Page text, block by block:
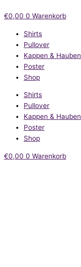
€0,00 0 Warenkorb
Shirts
Pullover
Kappen & Hauben
Poster
Shop
Shirts
Pullover
Kappen & Hauben
Poster
Shop
€0,00 0 Warenkorb